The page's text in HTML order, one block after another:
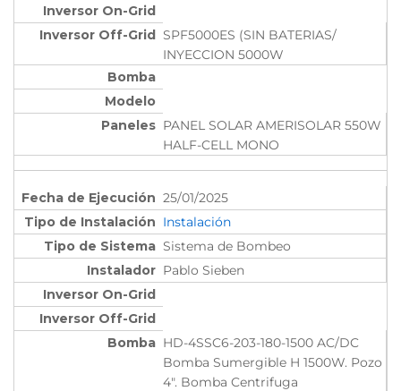
SPF5000ES (SIN BATERIAS/
INYECCION 5000W
PANEL SOLAR AMERISOLAR 550W
HALF-CELL MONO
25/01/2025
Instalación
Sistema de Bombeo
Pablo Sieben
HD-4SSC6-203-180-1500 AC/DC
Bomba Sumergible H 1500W. Pozo
4". Bomba Centrifuga